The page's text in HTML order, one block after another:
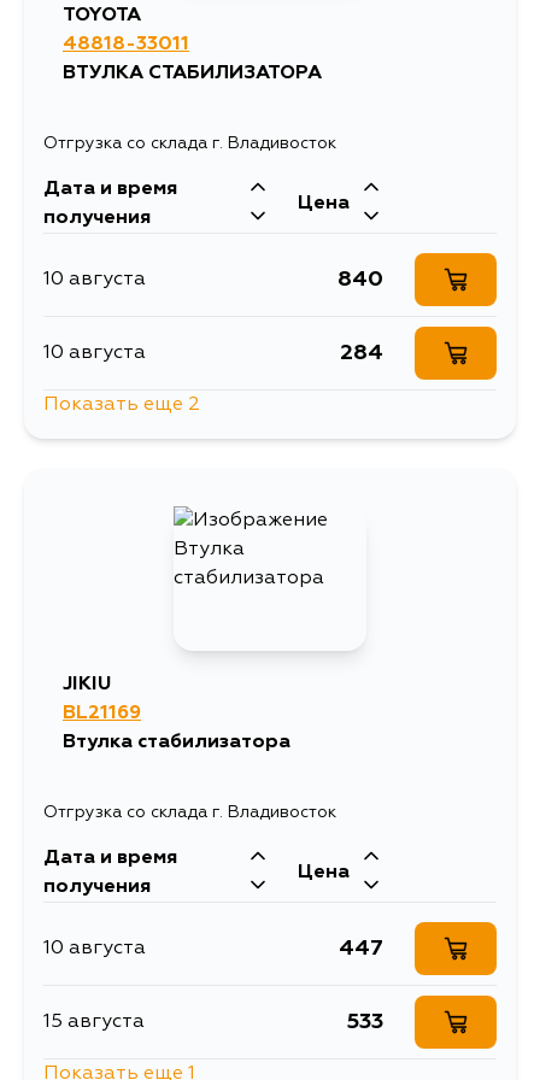
TOYOTA
48818-33011
ВТУЛКА СТАБИЛИЗАТОРА
Отгрузка со склада г. Владивосток
Дата и время
получения
Цена
10 августа 840
10 августа 284
Показать еще 2
JIKIU
BL21169
Втулка стабилизатора
Отгрузка со склада г. Владивосток
Дата и время
получения
Цена
10 августа 447
15 августа 533
Показать еще 1